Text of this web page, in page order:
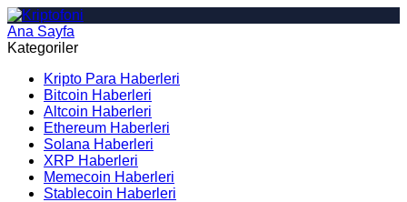
Ana Sayfa
Kategoriler
Kripto Para Haberleri
Bitcoin Haberleri
Altcoin Haberleri
Ethereum Haberleri
Solana Haberleri
XRP Haberleri
Memecoin Haberleri
Stablecoin Haberleri